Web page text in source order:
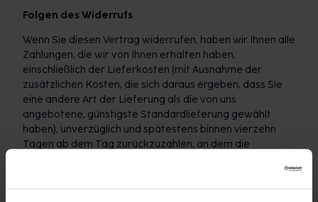
Folgen des Widerrufs
Wenn Sie diesen Vertrag widerrufen, haben wir Ihnen alle
Zahlungen, die wir von Ihnen erhalten haben,
einschließlich der Lieferkosten (mit Ausnahme der
zusätzlichen Kosten, die sich daraus ergeben, dass Sie
eine andere Art der Lieferung als die von uns
angebotene, günstigste Standardlieferung gewählt
haben), unverzüglich und spätestens binnen vierzehn
Tagen ab dem Tag zurückzuzahlen, an dem die
eingegangen ist. Für diese Rückzahlung verwenden wir
dasselbe Zahlungsmittel, das Sie bei der ursprünglichen